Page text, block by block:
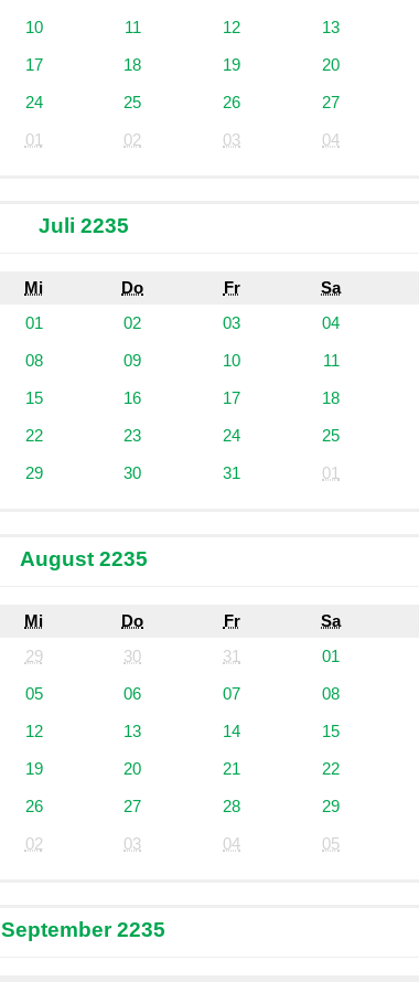
10 11 12 13
17 18 19 20
24 25 26 27
01 02 03 04
Juli 2235
Mi Do Fr Sa
01 02 03 04
08 09 10 11
15 16 17 18
22 23 24 25
29 30 31 01
August 2235
Mi Do Fr Sa
29 30 31 01
05 06 07 08
12 13 14 15
19 20 21 22
26 27 28 29
02 03 04 05
September 2235